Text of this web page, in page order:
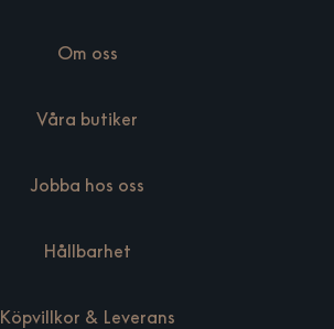
Om oss
Våra butiker
Jobba hos oss
Hållbarhet
Köpvillkor & Leverans